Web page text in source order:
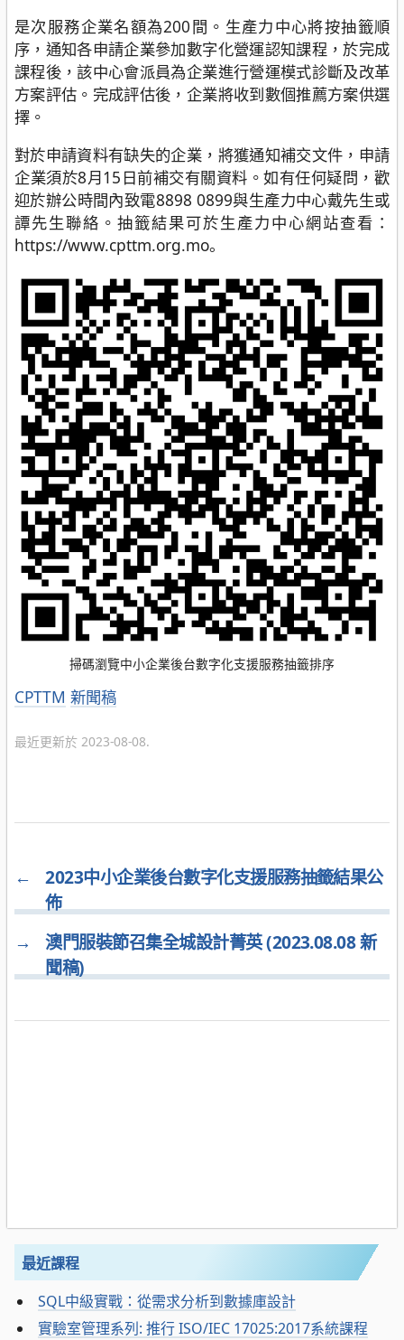
是次服務企業名額為200間。生產力中心將按抽籤順
序，通知各申請企業參加數字化營運認知課程，於完成
課程後，該中心會派員為企業進行營運模式診斷及改革
方案評估。完成評估後，企業將收到數個推薦方案供選
擇。
對於申請資料有缺失的企業，將獲通知補交文件，申請
企業須於8月15日前補交有關資料。如有任何疑問，歡
迎於辦公時間內致電8898 0899與生產力中心戴先生或
譚先生聯絡。抽籤結果可於生產力中心網站查看：
https://www.cpttm.org.mo。
掃碼瀏覽中小企業後台數字化支援服務抽籤排序
分
CPTTM 新聞稿
最近更新於 2023-08-08.
←
2023中小企業後台數字化支援服務抽籤結果公
佈
→
澳門服裝節召集全城設計菁英 (2023.08.08 新
聞稿)
最近課程
SQL中級實戰：從需求分析到數據庫設計
實驗室管理系列: 推行 ISO/IEC 17025:2017系統課程